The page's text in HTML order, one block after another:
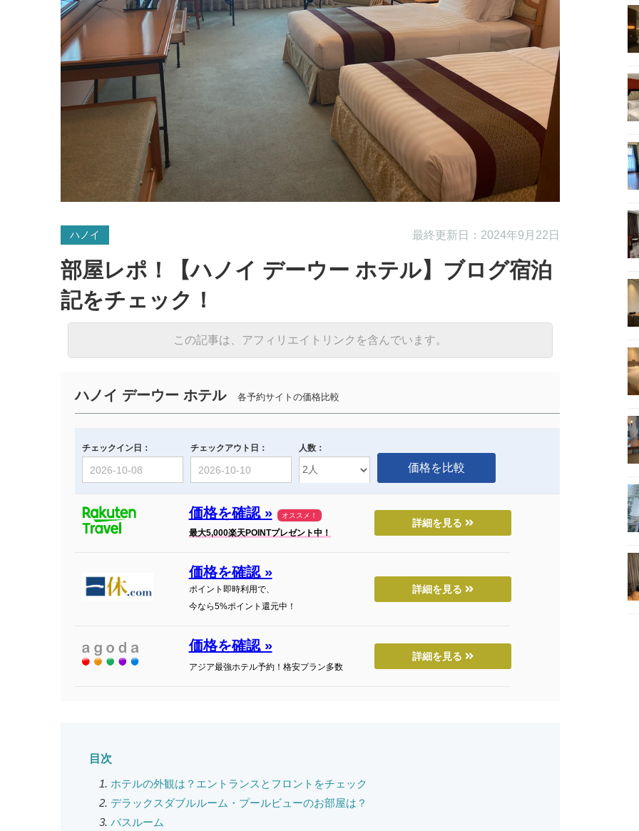
ハノイ 最終更新日：2024年9月22日
部屋レポ！【ハノイ デーウー ホテル】ブログ宿泊
記をチェック！
この記事は、アフィリエイトリンクを含んでいます。
ハノイ デーウー ホテル各予約サイトの価格比較
チェックイン日： チェックアウト日： 人数：
価格を確認 » オススメ！
最大5,000楽天POINTプレゼント中！
詳細を見る
価格を確認 »
ポイント即時利用で、
今なら5%ポイント還元中！
詳細を見る
価格を確認 »
アジア最強ホテル予約！格安プラン多数
詳細を見る
目次
ホテルの外観は？エントランスとフロントをチェック
デラックスダブルルーム・プールビューのお部屋は？
バスルーム